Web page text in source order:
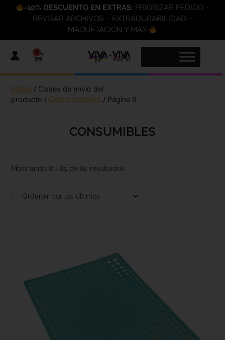
-10% DESCUENTO EN EXTRAS: PRIORIZAR PEDIDO –
REVISAR ARCHIVOS – EXTRADURABILIDAD –
MAQUETACIÓN Y MÁS
0
Inicio / Clases de envío del
producto / Consumibles / Página 6
CONSUMIBLES
Mostrando 81–85 de 85 resultados